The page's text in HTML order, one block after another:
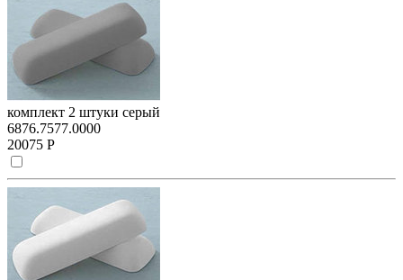
комплект 2 штуки серый
6876.7577.0000
20075 Р